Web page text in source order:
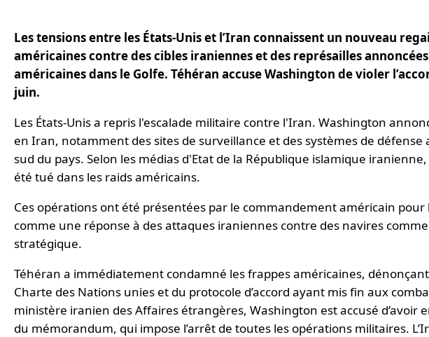
Les tensions entre les États-Unis et l’Iran connaissent un nouveau
américaines contre des cibles iraniennes et des représailles
américaines dans le Golfe. Téhéran accuse Washington de violer
juin.
Les États-Unis a repris l'escalade militaire contre l'Iran. Washington
en Iran, notamment des sites de surveillance et des systèmes de
sud du pays. Selon les médias d'Etat de la République islamique
été tué dans les raids américains.
Ces opérations ont été présentées par le commandement américain
comme une réponse à des attaques iraniennes contre des navires
stratégique.
Téhéran a immédiatement condamné les frappes américaines,
Charte des Nations unies et du protocole d’accord ayant mis fin aux
ministère iranien des Affaires étrangères, Washington est accusé
du mémorandum, qui impose l’arrêt de toutes les opérations militaires.